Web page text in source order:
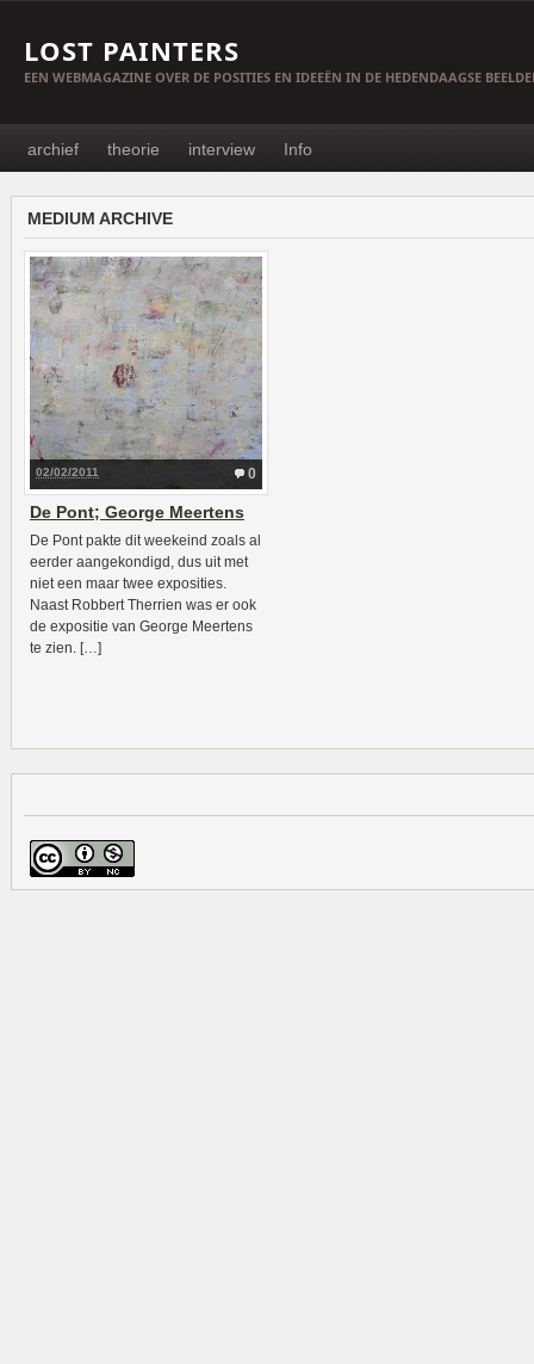
LOST PAINTERS
EEN WEBMAGAZINE OVER DE POSITIES EN IDEEËN IN DE HEDENDAAGSE
archief theorie interview Info
MEDIUM ARCHIVE
0
02/02/2011
De Pont; George Meertens
De Pont pakte dit weekeind zoals al
eerder aangekondigd, dus uit met
niet een maar twee exposities.
Naast Robbert Therrien was er ook
de expositie van George Meertens
te zien. […]